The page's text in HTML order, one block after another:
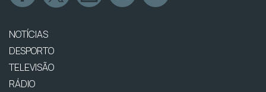
NOTÍCIAS
DESPORTO
TELEVISÃO
RÁDIO